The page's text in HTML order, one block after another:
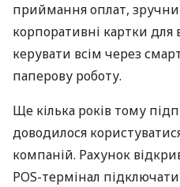
приймання оплат,
корпоративні картки для
керувати всім через
паперову роботу.
Ще кілька років тому
доводилося
компаній. Рахунок
POS-термінал